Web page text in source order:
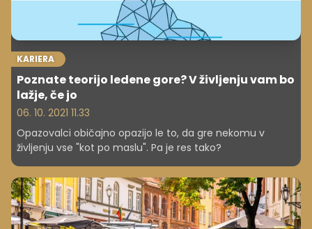
KARIERA
Poznate teorijo ledene gore? V življenju vam bo
lažje, če jo
06. 10. 2021 11.33
Opazovalci običajno opazijo le to, da gre nekomu v
življenju vse "kot po maslu". Pa je res tako?